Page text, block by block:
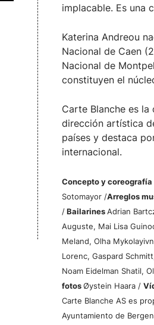
implacable. Es una
Katerina Andreou
Nacional de Caen
Nacional de
constituyen el
Carte Blanche es
dirección artística
países y destaca
internacional.
Concepto y coreografía
Sotomayor /Arreglos
/BailarinesAdrian
Auguste, Mai Lisa
Meland, Olha
Lorenc, Gaspard
Noam Eidelman Shatil,
fotosØystein Haara /
Carte Blanche AS es
Ayuntamiento de